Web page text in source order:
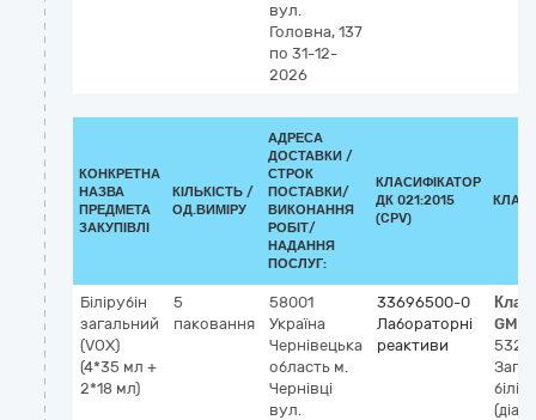
вул.
Головна, 137
по 31-12-
2026
КОНКРЕТНА
НАЗВА
ПРЕДМЕТА
ЗАКУПІВЛІ
КІЛЬКІСТЬ /
ОД.ВИМІРУ
АДРЕСА
ДОСТАВКИ /
СТРОК
ПОСТАВКИ/
ВИКОНАННЯ
РОБІТ/
НАДАННЯ
ПОСЛУГ:
КЛАСИФІКАТОР
ДК 021:2015
(CPV)
Білірубін
загальний
(VOX)
(4*35 мл +
2*18 мл)
5
паковання
58001
Україна
Чернівецька
область м.
Чернівці
вул.
33696500-0
Лабораторні
реактиви